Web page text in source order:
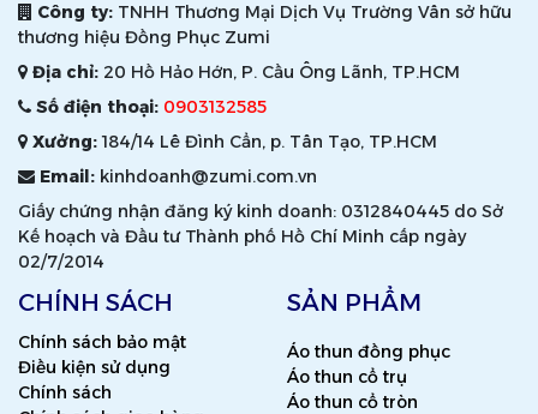
Công ty: TNHH Thương Mại Dịch Vụ Trường Vân sở hữu
thương hiệu Đồng Phục Zumi
Địa chỉ: 20 Hồ Hảo Hớn, P. Cầu Ông Lãnh, TP.HCM
Số điện thoại: 0903132585
Xưởng:184/14 Lê Đình Cẩn, p. Tân Tạo, TP.HCM
Email: kinhdoanh@zumi.com.vn
Giấy chứng nhận đăng ký kinh doanh: 0312840445 do Sở
Kế hoạch và Đầu tư Thành phố Hồ Chí Minh cấp ngày
02/7/2014
CHÍNH SÁCH
Chính sách bảo mật
Điều kiện sử dụng
Chính sách
SẢN PHẨM
Áo thun đồng phục
Áo thun cổ trụ
Áo thun cổ tròn